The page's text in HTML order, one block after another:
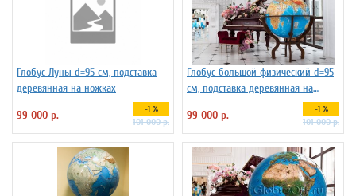
Глобус Луны d=95 см, подставка
деревянная на ножках
99 000 р.
-1 %
101 000 р.
Глобус большой физический d=95
см, подставка деревянная на
99 000 р. -1 %
101 000 р.